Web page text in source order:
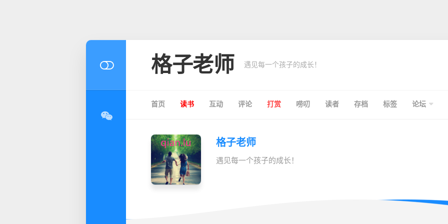
格子老师 遇见每一个孩子的成长！
首页 读书 互动 评论 打赏 唠叨 读者 存档 标签 论坛
格子老师
遇见每一个孩子的成长！